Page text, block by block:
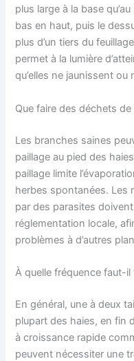
plus large à la base
bas en haut, puis le
plus d’un tiers du
permet à la lumière
qu’elles ne jaunissent ou
Que faire des déchets de
Les branches saines
paillage au pied des
paillage limite
herbes spontanées. Les
par des parasites
réglementation locale,
problèmes à d’autres
À quelle fréquence faut-il
En général, une à deux
plupart des haies, en fin
à croissance rapide
peuvent nécessiter une